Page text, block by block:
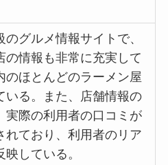
のグルメ情報サイトで、
の情報も非常に充実して
のほとんどのラーメン屋
いる。また、店舗情報の
実際の利用者の口コミが
れており、利用者のリア
映している。